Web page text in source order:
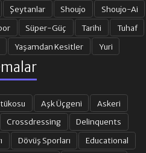
Şeytanlar Shoujo
Shoujo-Ai
Süper-Güç Tarihi
Tuhaf
Yaşamdan Kesitler Yuri
Aşk Üçgeni
Askeri
Crossdressing
Delinquents
Dövüş Sporları
Educational